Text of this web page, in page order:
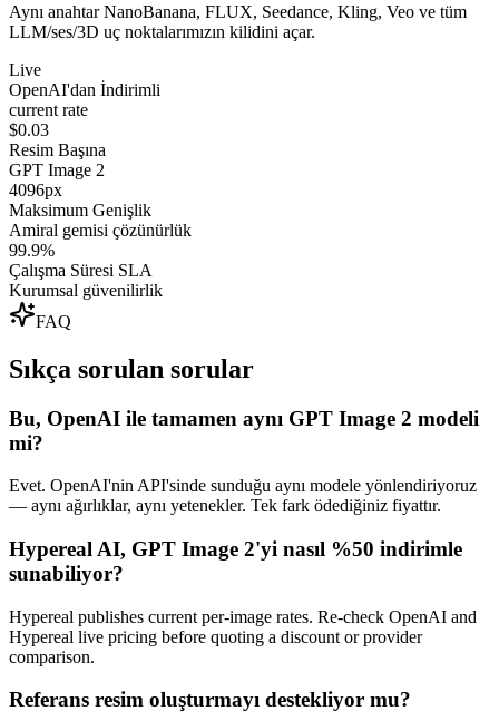
Aynı anahtar NanoBanana, FLUX, Seedance, Kling, Veo ve tüm
LLM/ses/3D uç noktalarımızın kilidini açar.
Live
OpenAI'dan İndirimli
current rate
$0.03
Resim Başına
GPT Image 2
4096px
Maksimum Genişlik
Amiral gemisi çözünürlük
99.9%
Çalışma Süresi SLA
Kurumsal güvenilirlik
FAQ
Sıkça sorulan sorular
Bu, OpenAI ile tamamen aynı GPT Image 2 modeli
mi?
Evet. OpenAI'nin API'sinde sunduğu aynı modele yönlendiriyoruz
— aynı ağırlıklar, aynı yetenekler. Tek fark ödediğiniz fiyattır.
Hypereal AI, GPT Image 2'yi nasıl %50 indirimle
sunabiliyor?
Hypereal publishes current per-image rates. Re-check OpenAI and
Hypereal live pricing before quoting a discount or provider
comparison.
Referans resim oluşturmayı destekliyor mu?